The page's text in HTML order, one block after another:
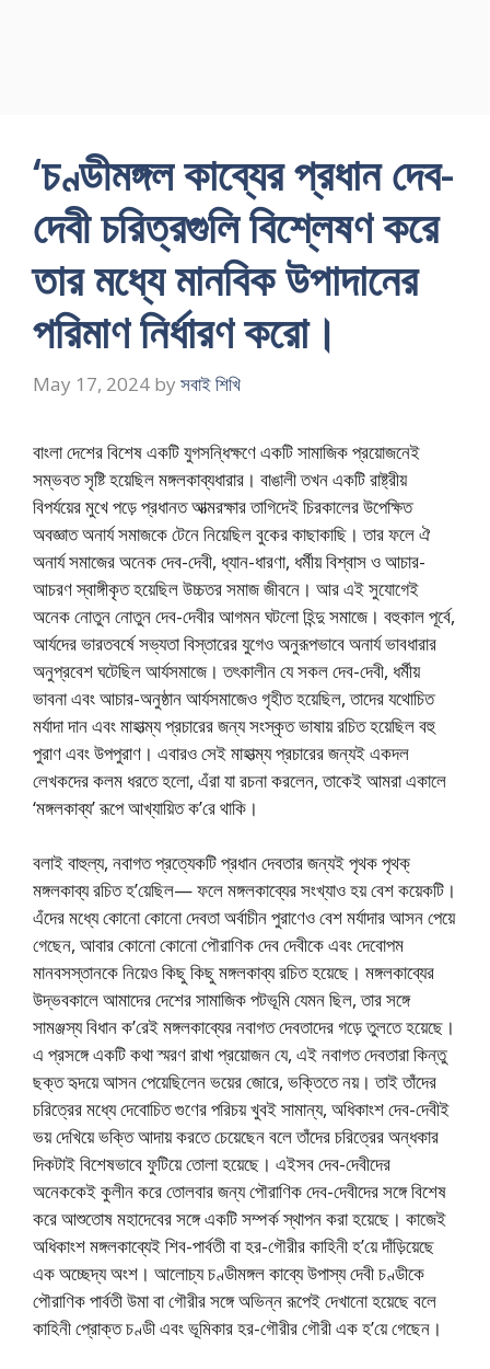
‘চণ্ডীমঙ্গল কাব্যের প্রধান দেব-
দেবী চরিত্রগুলি বিশ্লেষণ করে
তার মধ্যে মানবিক উপাদানের
পরিমাণ নির্ধারণ করো।
May 17, 2024 by সবাই শিখি
বাংলা দেশের বিশেষ একটি যুগসন্ধিক্ষণে একটি সামাজিক প্রয়োজনেই
সম্ভবত সৃষ্টি হয়েছিল মঙ্গলকাব্যধারার। বাঙালী তখন একটি রাষ্ট্রীয়
বিপর্যয়ের মুখে পড়ে প্রধানত আত্মরক্ষার তাগিদেই চিরকালের উপেক্ষিত
অবজ্ঞাত অনার্য সমাজকে টেনে নিয়েছিল বুকের কাছাকাছি। তার ফলে ঐ
অনার্য সমাজের অনেক দেব-দেবী, ধ্যান-ধারণা, ধর্মীয় বিশ্বাস ও আচার-
আচরণ স্বাঙ্গীকৃত হয়েছিল উচ্চতর সমাজ জীবনে। আর এই সুযোগেই
অনেক নোতুন নোতুন দেব-দেবীর আগমন ঘটলো হিন্দু সমাজে। বহুকাল পূর্বে,
আর্যদের ভারতবর্ষে সভ্যতা বিস্তারের যুগেও অনুরূপভাবে অনার্য ভাবধারার
অনুপ্রবেশ ঘটেছিল আর্যসমাজে। তৎকালীন যে সকল দেব-দেবী, ধর্মীয়
ভাবনা এবং আচার-অনুষ্ঠান আর্যসমাজেও গৃহীত হয়েছিল, তাদের যথোচিত
মর্যাদা দান এবং মাহাত্ম্য প্রচারের জন্য সংস্কৃত ভাষায় রচিত হয়েছিল বহু
পুরাণ এবং উপপুরাণ। এবারও সেই মাহাত্ম্য প্রচারের জন্যই একদল
লেখকদের কলম ধরতে হলো, এঁরা যা রচনা করলেন, তাকেই আমরা একালে
‘মঙ্গলকাব্য’ রূপে আখ্যায়িত ক’রে থাকি।
বলাই বাহুল্য, নবাগত প্রত্যেকটি প্রধান দেবতার জন্যই পৃথক পৃথক্‌
মঙ্গলকাব্য রচিত হ’য়েছিল— ফলে মঙ্গলকাব্যের সংখ্যাও হয় বেশ কয়েকটি।
এঁদের মধ্যে কোনো কোনো দেবতা অর্বাচীন পুরাণেও বেশ মর্যাদার আসন পেয়ে
গেছেন, আবার কোনো কোনো পৌরাণিক দেব দেবীকে এবং দেবোপম
মানবসস্তানকে নিয়েও কিছু কিছু মঙ্গলকাব্য রচিত হয়েছে। মঙ্গলকাব্যের
উদ্ভবকালে আমাদের দেশের সামাজিক পটভূমি যেমন ছিল, তার সঙ্গে
সামঞ্জস্য বিধান ক’রেই মঙ্গলকাব্যের নবাগত দেবতাদের গড়ে তুলতে হয়েছে।
এ প্রসঙ্গে একটি কথা স্মরণ রাখা প্রয়োজন যে, এই নবাগত দেবতারা কিন্তু
ছক্ত হৃদয়ে আসন পেয়েছিলেন ভয়ের জোরে, ভক্তিতে নয়। তাই তাঁদের
চরিত্রের মধ্যে দেবোচিত গুণের পরিচয় খুবই সামান্য, অধিকাংশ দেব-দেবীই
ভয় দেখিয়ে ভক্তি আদায় করতে চেয়েছেন বলে তাঁদের চরিত্রের অন্ধকার
দিকটাই বিশেষভাবে ফুটিয়ে তোলা হয়েছে। এইসব দেব-দেবীদের
অনেককেই কুলীন করে তোলবার জন্য পৌরাণিক দেব-দেবীদের সঙ্গে বিশেষ
করে আশুতোষ মহাদেবের সঙ্গে একটি সম্পর্ক স্থাপন করা হয়েছে। কাজেই
অধিকাংশ মঙ্গলকাব্যেই শিব-পার্বতী বা হর-গৌরীর কাহিনী হ’য়ে দাঁড়িয়েছে
এক অচ্ছেদ্য অংশ। আলোচ্য চণ্ডীমঙ্গল কাব্যে উপাস্য দেবী চণ্ডীকে
পৌরাণিক পার্বতী উমা বা গৌরীর সঙ্গে অভিন্ন রূপেই দেখানো হয়েছে বলে
কাহিনী প্রোক্ত চণ্ডী এবং ভূমিকার হর-গৌরীর গৌরী এক হ’য়ে গেছেন।